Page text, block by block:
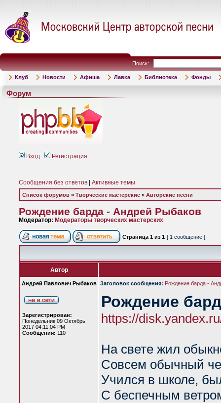
Поиск:
Клуб Новости Афиша Лавка Библиотека Фонды
Форум
Вход Регистрация
Сообщения без ответов Активные темы
Список форумов » Творческие мастерские » Авторские песни
Рождение барда - Андрей Рыбаков
Модератор: Модераторы творческих мастерских
Страница 1 из 1 [ 1 сообщение ]
Автор
Андрей Павлович Рыбаков Заголовок сообщения: Рождение барда -
Зарегистрирован:
Понедельник 09 Октябрь
2017 04:11:04 PM
Сообщения: 110
Рождение
https://
На свете жил
Совсем обычный
Учился в школе,
С беспечным